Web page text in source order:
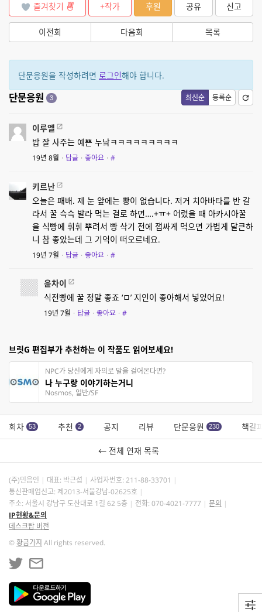
즐겨찾기 +작가 후원 공유 신고
이전회 다음회 목록
단문응원을 작성하려면 로그인해야 합니다.
최신순 등록순
단문응원 3
이루엘
밥 잘 사주는 예쁜 누낰ㅋㅋㅋㅋㅋㅋㅋㅋㅋ
19년 8월 · 답글 · 좋아요 · #
키르난
오늘은 패배. 제 눈 앞에는 빵이 없습니다. 저거 치아바타를 반 갈
라서 꿀 슥슥 발라 먹는 걸로 하면….+ㅠ+ 어렸을 때 아카시아꿀
을 식빵에 휘휘 뿌려서 빵 삭기 전에 잽싸게 먹으면 가볍게 달큰하
니 참 좋았는데 그 기억이 떠오르네요.
19년 7월 · 답글 · 좋아요 · #
윤차이
식전빵에 꿀 정말 좋죠 ‘ㅁ’ 지인이 좋아해서 넣었어요!
19년 7월 · 답글 · 좋아요 · #
브릿G 편집부가 추천하는 이 작품도 읽어보세요!
NPC가 당신에게 자의로 말을 걸어온다면?
나 누구랑 이야기하는거니
Nosmos, 일반/SF
회차 53 추천 2 공지 리뷰 단문응원 230 책갈
← 전체 연재 목록
(주)민음인 대표: 박근섭 사업자번호: 211-88-33701
통신판매업신고: 제2013-서울강남-02625호
주소: 서울시 강남구 도산대로 1길 62 5층
전화: 070-4021-7777
문의
IP현황&문의
데스크탑 버전
©황금가지 All rights reserved.